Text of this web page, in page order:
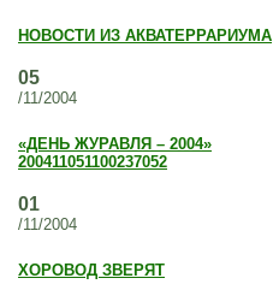
НОВОСТИ ИЗ АКВАТЕРРАРИУМА
05
/11/2004
«ДЕНЬ ЖУРАВЛЯ – 2004»
200411051100237052
01
/11/2004
ХОРОВОД ЗВЕРЯТ